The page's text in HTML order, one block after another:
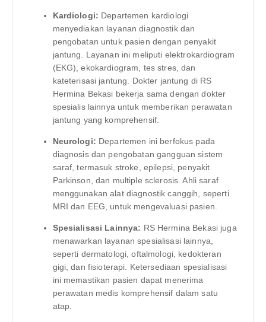
Kardiologi: Departemen kardiologi
menyediakan layanan diagnostik dan
pengobatan untuk pasien dengan penyakit
jantung. Layanan ini meliputi elektrokardiogram
(EKG), ekokardiogram, tes stres, dan
kateterisasi jantung. Dokter jantung di RS
Hermina Bekasi bekerja sama dengan dokter
spesialis lainnya untuk memberikan perawatan
jantung yang komprehensif.
Neurologi: Departemen ini berfokus pada
diagnosis dan pengobatan gangguan sistem
saraf, termasuk stroke, epilepsi, penyakit
Parkinson, dan multiple sclerosis. Ahli saraf
menggunakan alat diagnostik canggih, seperti
MRI dan EEG, untuk mengevaluasi pasien.
Spesialisasi Lainnya: RS Hermina Bekasi juga
menawarkan layanan spesialisasi lainnya,
seperti dermatologi, oftalmologi, kedokteran
gigi, dan fisioterapi. Ketersediaan spesialisasi
ini memastikan pasien dapat menerima
perawatan medis komprehensif dalam satu
atap.